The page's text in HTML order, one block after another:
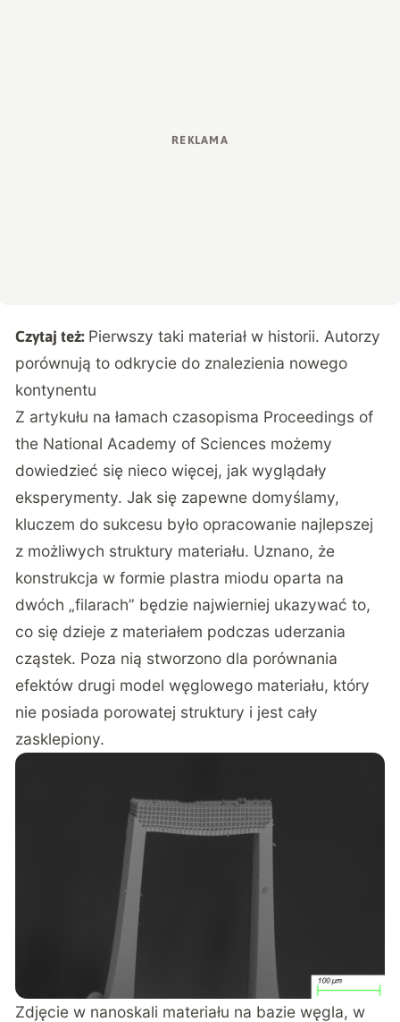
Czytaj też: Pierwszy taki materiał w historii. Autorzy
porównują to odkrycie do znalezienia nowego
kontynentu
Z artykułu na łamach czasopisma Proceedings of
the National Academy of Sciences możemy
dowiedzieć się nieco więcej, jak wyglądały
eksperymenty. Jak się zapewne domyślamy,
kluczem do sukcesu było opracowanie najlepszej
z możliwych struktury materiału. Uznano, że
konstrukcja w formie plastra miodu oparta na
dwóch „filarach” będzie najwierniej ukazywać to,
co się dzieje z materiałem podczas uderzania
cząstek. Poza nią stworzono dla porównania
efektów drugi model węglowego materiału, który
nie posiada porowatej struktury i jest cały
zasklepiony.
Zdjęcie w nanoskali materiału na bazie węgla, w